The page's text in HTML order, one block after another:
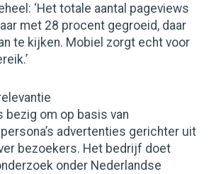
‘Het totale aantal pageviews
met 28 procent gegroeid, daar
te kijken. Mobiel zorgt echt voor
bezig om op basis van
advertenties gerichter uit
bezoekers. Het bedrijf doet
onder Nederlandse